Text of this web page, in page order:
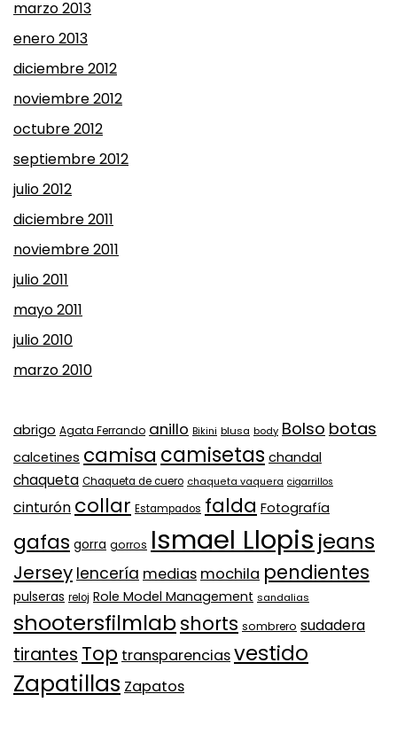
marzo 2013
enero 2013
diciembre 2012
noviembre 2012
octubre 2012
septiembre 2012
julio 2012
diciembre 2011
noviembre 2011
julio 2011
mayo 2011
julio 2010
marzo 2010
abrigo Agata Ferrando anillo Bikini blusa body Bolso botas
calcetines camisa camisetas chandal
chaqueta Chaqueta de cuero chaqueta vaquera cigarrillos
cinturón collar Estampados falda Fotografía
gafas gorra gorros Ismael Llopis jeans
Jersey lencería medias mochila pendientes
pulseras reloj Role Model Management sandalias
shootersfilmlabshorts sombrero sudadera
tirantes Top transparenciasvestido
Zapatillas Zapatos